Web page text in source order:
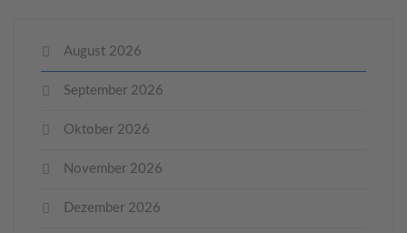
August 2026
September 2026
Oktober 2026
November 2026
Dezember 2026